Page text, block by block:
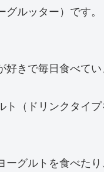
ルッター）です。
きで毎日食べてい
ト（ドリンクタイ
グルトを食べた